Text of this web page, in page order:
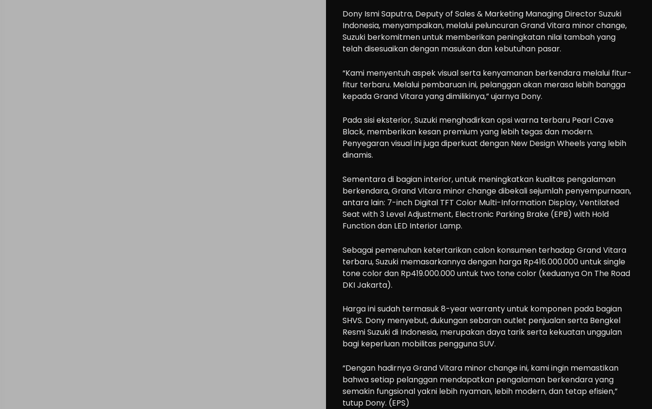
Cars
Motorcycle
Ride
n
Drive
Modification
Tips
Community
Lifestyle
About
us
Dony Ismi Saputra, Deputy of Sales & Marketing Managing Director Suzuki
Indonesia, menyampaikan, melalui peluncuran Grand Vitara minor change,
Suzuki berkomitmen untuk memberikan peningkatan nilai tambah yang
telah disesuaikan dengan masukan dan kebutuhan pasar.
“Kami menyentuh aspek visual serta kenyamanan berkendara melalui fitur-
fitur terbaru. Melalui pembaruan ini, pelanggan akan merasa lebih bangga
kepada Grand Vitara yang dimilikinya,” ujarnya Dony.
Pada sisi eksterior, Suzuki menghadirkan opsi warna terbaru Pearl Cave
Black, memberikan kesan premium yang lebih tegas dan modern.
Penyegaran visual ini juga diperkuat dengan New Design Wheels yang lebih
dinamis.
Sementara di bagian interior, untuk meningkatkan kualitas pengalaman
berkendara, Grand Vitara minor change dibekali sejumlah penyempurnaan,
antara lain: 7-inch Digital TFT Color Multi-Information Display, Ventilated
Seat with 3 Level Adjustment, Electronic Parking Brake (EPB) with Hold
Function dan LED Interior Lamp.
Sebagai pemenuhan ketertarikan calon konsumen terhadap Grand Vitara
terbaru, Suzuki memasarkannya dengan harga Rp416.000.000 untuk single
tone color dan Rp419.000.000 untuk two tone color (keduanya On The Road
DKI Jakarta).
Harga ini sudah termasuk 8-year warranty untuk komponen pada bagian
SHVS. Dony menyebut, dukungan sebaran outlet penjualan serta Bengkel
Resmi Suzuki di Indonesia, merupakan daya tarik serta kekuatan unggulan
bagi keperluan mobilitas pengguna SUV.
“Dengan hadirnya Grand Vitara minor change ini, kami ingin memastikan
bahwa setiap pelanggan mendapatkan pengalaman berkendara yang
semakin fungsional yakni lebih nyaman, lebih modern, dan tetap efisien,”
tutup Dony. (EPS)